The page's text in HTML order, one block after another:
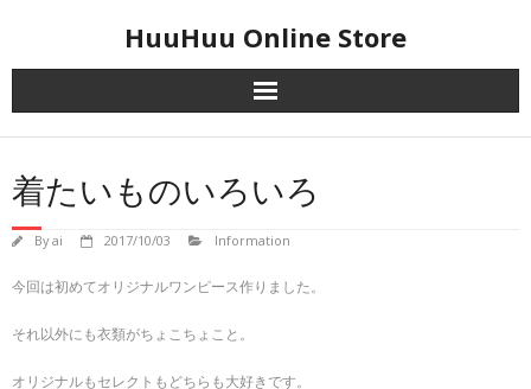
HuuHuu Online Store
着たいものいろいろ
Byai 2017/10/03 Information
今回は初めてオリジナルワンピース作りました。
それ以外にも衣類がちょこちょこと。
オリジナルもセレクトもどちらも大好きです。